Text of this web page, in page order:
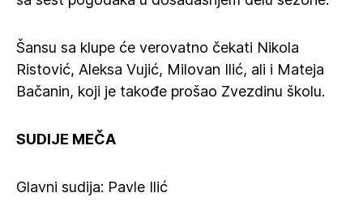
Šansu sa klupe će verovatno čekati Nikola
Ristović, Aleksa Vujić, Milovan Ilić, ali i Mateja
Bačanin, koji je takođe prošao Zvezdinu školu.
SUDIJE MEČA
Glavni sudija: Pavle Ilić